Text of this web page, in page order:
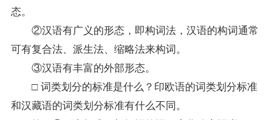
态。
②汉语有广义的形态，即构词法，汉语的构词通常
可有复合法、派生法、缩略法来构词。
③汉语有丰富的外部形态。
□ 词类划分的标准是什么？印欧语的词类划分标准
和汉藏语的词类划分标准有什么不同。